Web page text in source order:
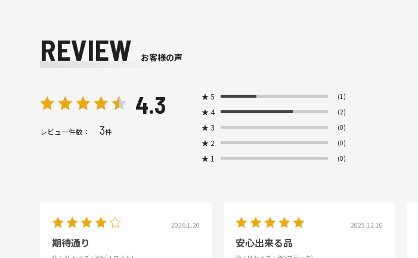
REVIEW お客様の声
4.3
レビュー件数： 3件
★5 (1)
★4 (2)
★3 (0)
★ 2 (0)
★ 1 (0)
2026.1.20
期待通り
2025.12.10
安心出来る品